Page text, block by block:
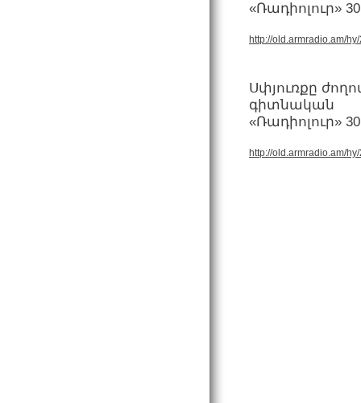
«Ռադիոլուր»
http://old.armradio.am/
Սփյուռքը
գիտնական
«Ռադիոլուր»
http://old.armradio.am/